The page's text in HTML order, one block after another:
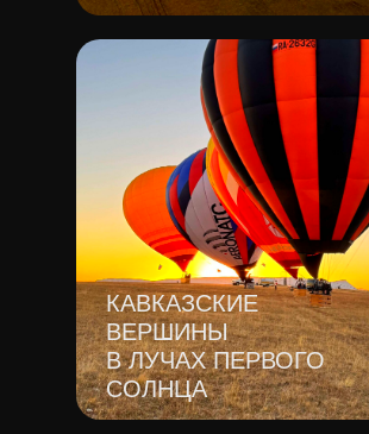
КАВКАЗСКИЕ
ВЕРШИНЫ
В ЛУЧАХ ПЕРВОГО
СОЛНЦА